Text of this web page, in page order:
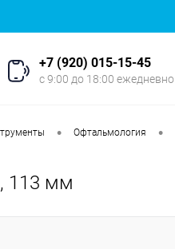
+7 (920) 015-15-45
с 9:00 до 18:00 ежедневно
• Офтальмология •
113 мм